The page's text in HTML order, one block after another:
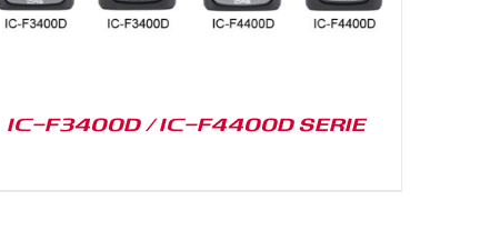
IC-F3400D / IC-F4400D SERIE